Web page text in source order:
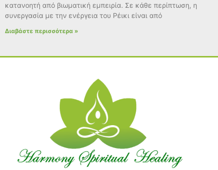
κατανοητή από βιωματική εμπειρία. Σε κάθε περίπτωση, η
συνεργασία με την ενέργεια του Ρέικι είναι από
Διαβάστε περισσότερα »